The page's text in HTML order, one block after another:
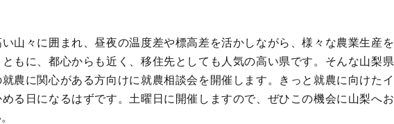
山々に囲まれ、昼夜の温度差や標高差を活かしながら、様々な農業生産を
もに、都心からも近く、移住先としても人気の高い県です。そんな山梨県
農に関心がある方向けに就農相談会を開催します。きっと就農に向けたイ
める日になるはずです。土曜日に開催しますので、ぜひこの機会に山梨へお